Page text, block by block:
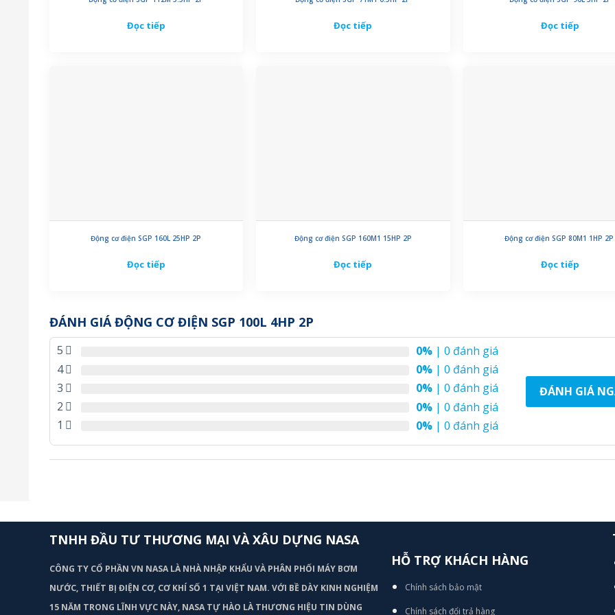
Đọc tiếp Đọc tiếp Đọc tiếp
Động cơ điện SGP 160L 25HP 2P
Đọc tiếp
Động cơ điện SGP 160M1 15HP 2P
Đọc tiếp
Động cơ điện SGP 80M1 1HP
Đọc tiếp
ĐÁNH GIÁ ĐỘNG CƠ ĐIỆN SGP 100L 4HP 2P
5 0% | 0 đánh giá
4
0% | 0 đánh giá
3
0% | 0 đánh giá
2
0% | 0 đánh giá
1
0% | 0 đánh giá
ĐÁNH GIÁ
TNHH ĐẦU TƯ THƯƠNG MẠI VÀ XÂU DỰNG NASA
CÔNG TY CỔ PHẦN VN NASA LÀ NHÀ NHẬP KHẨU VÀ PHÂN PHỐI MÁY BƠM
NƯỚC, THIẾT BỊ ĐIỆN CƠ, CƠ KHÍ SỐ 1 TẠI VIỆT NAM. VỚI BỀ DÀY KINH NGHIỆM
15 NĂM TRONG LĨNH VỰC NÀY, NASA TỰ HÀO LÀ THƯƠNG HIỆU TIN DÙNG
HỖ TRỢ KHÁCH HÀNG
Chính sách bảo mật
Chính sách đổi trả hàng